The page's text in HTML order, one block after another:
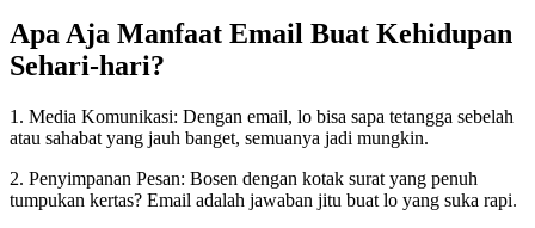
Apa Aja Manfaat Email Buat Kehidupan
Sehari-hari?
1. Media Komunikasi: Dengan email, lo bisa sapa tetangga sebelah
atau sahabat yang jauh banget, semuanya jadi mungkin.
2. Penyimpanan Pesan: Bosen dengan kotak surat yang penuh
tumpukan kertas? Email adalah jawaban jitu buat lo yang suka rapi.